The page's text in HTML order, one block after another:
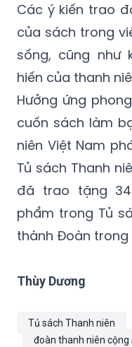
Các ý kiến trao
của sách trong
sống, cũng như
hiến của thanh
Hưởng ứng
cuốn sách làm
niên Việt Nam
Tủ sách Thanh
đã trao tặng
phẩm trong Tủ
thành Đoàn trong
Thùy Dương
Tủ sách Thanh niên
đoàn thanh niên cộng